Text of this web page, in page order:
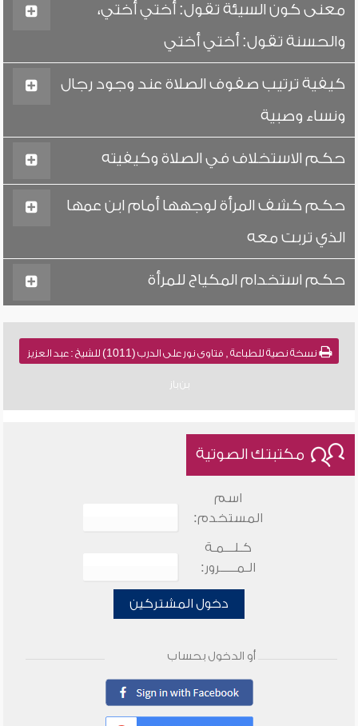
معنى كون السيئة تقول: أختي أختي،
والحسنة تقول: أختي أختي
كيفية ترتيب صفوف الصلاة عند وجود رجال
ونساء وصبية
حكم الاستخلاف في الصلاة وكيفيته
حكم كشف المرأة لوجهها أمام ابن عمها
الذي تربت معه
حكم استخدام المكياج للمرأة
نسخة نصية للطباعة , فتاوى نور على الدرب (1011) للشيخ : عبد العزيز
بن باز
مكتبتك الصوتية
اسم
المستخدم:
كـلـــمـة
الـمـــــرور:
دخول المشتركين
أو الدخول بحساب